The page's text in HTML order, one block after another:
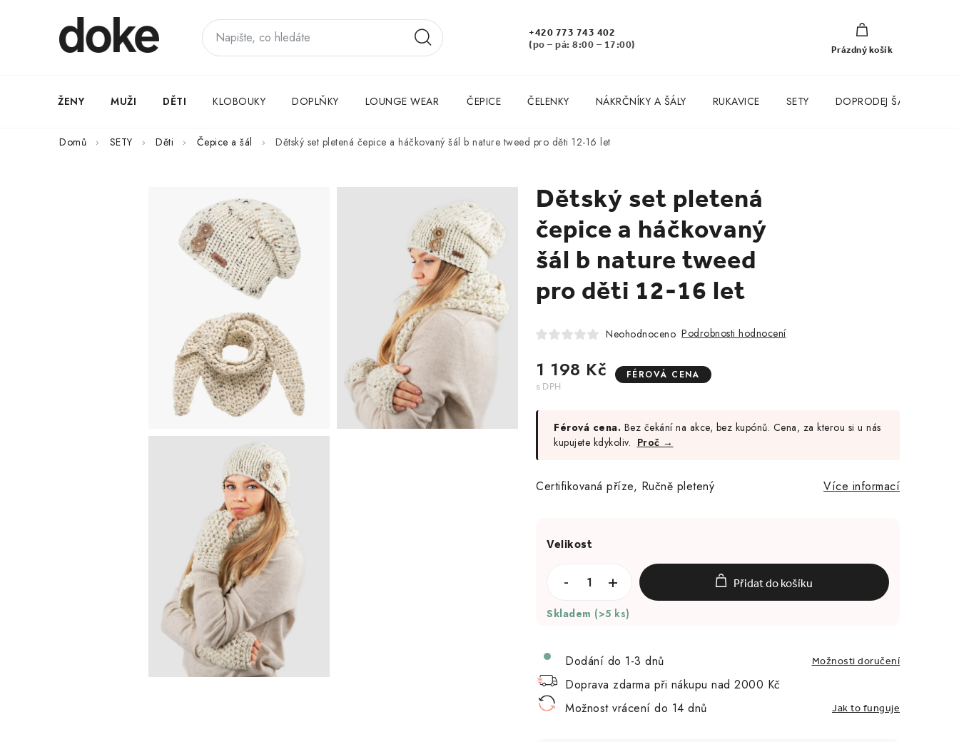
+420 773 743 402
(po – pá: 8:00 – 17:00)
NÁKUPNÍ
KOŠÍK
Prázdný košík
ŽENY MUŽI DĚTI KLOBOUKY DOPLŇKY LOUNGE WEAR ČEPICE ČELENKY NÁKRČNÍKY A ŠÁLY RUKAVICE SETY DOPRODEJ ŠATŮ
Domů SETY Děti Čepice a šál Dětský set pletená čepice a háčkovaný šál b nature tweed pro děti 12-16 let
Dětský set pletená
čepice a háčkovaný
šál b nature tweed
pro děti 12-16 let
Neohodnoceno Podrobnosti hodnocení
1 198 Kč FÉROVÁ CENA
Měrná
Férová cena. Bez čekání na akce, bez kupónů. Cena, za kterou si u nás
kupujete kdykoliv. Proč →
Certifikovaná příze, Ručně pletený Více informací
Přidat do košíku
Skladem (>5 ks)
Dodání do 1-3 dnů Možnosti doručení
Doprava zdarma při nákupu nad 2000 Kč
Možnost vrácení do 14 dnů
Jak to funguje